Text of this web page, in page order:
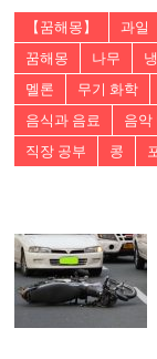
【꿈해몽】 과일
꿈해몽
나무
멜론
무기 화학
음식과 음료
음악
직장 공부
콩